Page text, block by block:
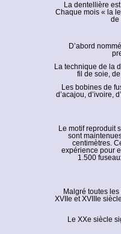
La dentellière
Chaque mois « la
de
D’abord
La technique de la
fil de soie,
Les bobines de
d’acajou, d’ivoire,
Le motif reproduit
sont
centimètres.
expérience pour
1.500
Malgré toutes
XVIIe et XVIIIe
Le XXe siècle